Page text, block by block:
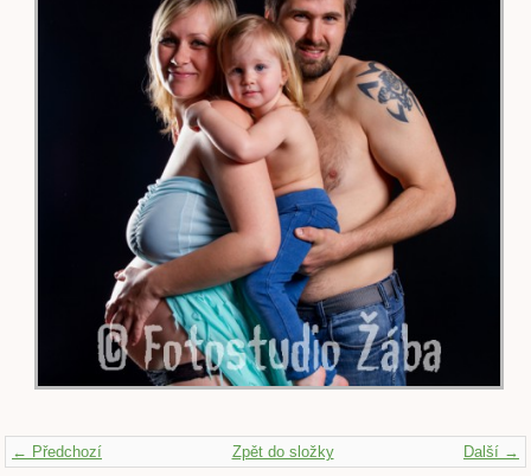
← Předchozí Další →
Zpět do složky